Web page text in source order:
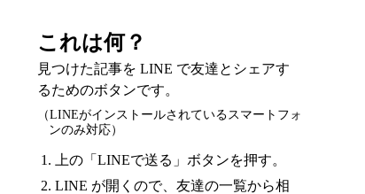
これは何？
見つけた記事を LINE で友達とシェアす
るためのボタンです。
（LINEがインストールされているスマートフォ
ンのみ対応）
上の「LINEで送る」ボタンを押す。
LINE が開くので、友達の一覧から相